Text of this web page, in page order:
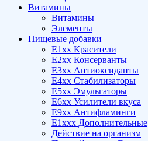
Витамины
Витамины
Элементы
Пищевые добавки
E1xx Красители
E2xx Консерванты
E3xx Антиоксиданты
E4xx Стабилизаторы
E5xx Эмульгаторы
E6xx Усилители вкуса
E9xx Антифламинги
E1xxx Дополнительные
Действие на организм